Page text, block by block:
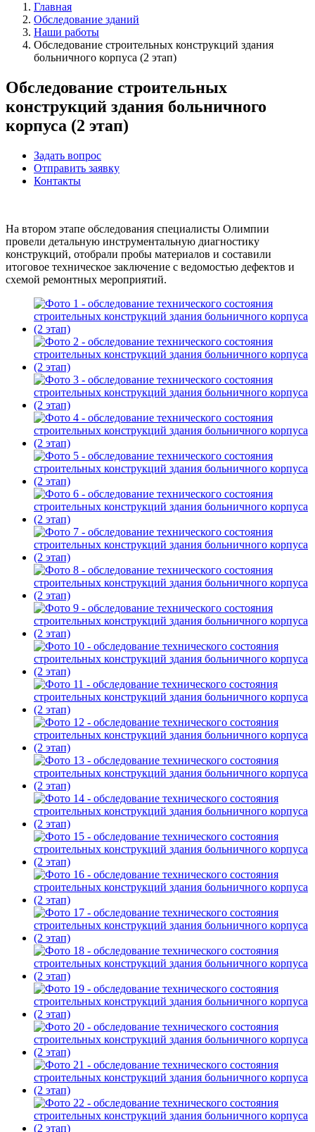
Главная
Обследование зданий
Наши работы
Обследование строительных конструкций здания
больничного корпуса (2 этап)
Обследование строительных
конструкций здания больничного
корпуса (2 этап)
Задать вопрос
Отправить заявку
Контакты
На втором этапе обследования специалисты Олимпии
провели детальную инструментальную диагностику
конструкций, отобрали пробы материалов и составили
итоговое техническое заключение с ведомостью дефектов и
схемой ремонтных мероприятий.